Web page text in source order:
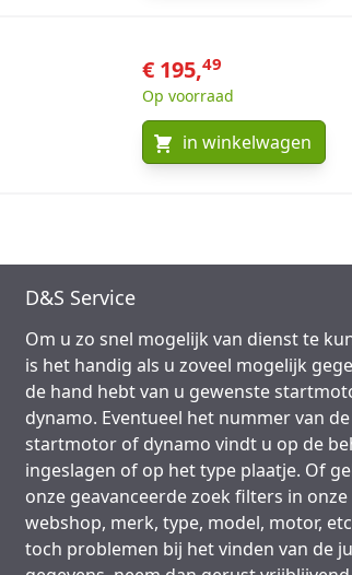
€ 195,49
Op voorraad
in winkelwagen
D&S Service
Om u zo snel mogelijk van dienst te
is het handig als u zoveel mogelijk
de hand hebt van u gewenste
dynamo. Eventueel het nummer van de
startmotor of dynamo vindt u op de
ingeslagen of op het type plaatje. Of
onze geavanceerde zoek filters in onze
webshop, merk, type, model, motor,
toch problemen bij het vinden van de